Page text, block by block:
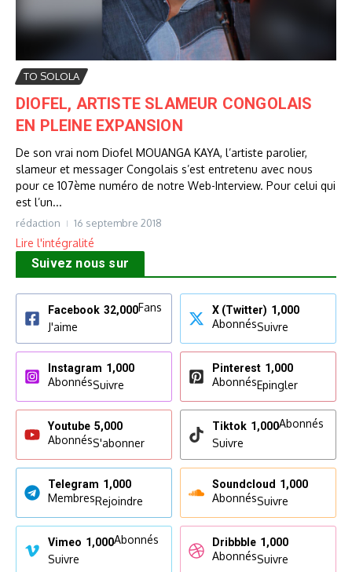
TO SOLOLA
DIOFEL, ARTISTE SLAMEUR CONGOLAIS
EN PLEINE EXPANSION
De son vrai nom Diofel MOUANGA KAYA, l’artiste parolier,
slameur et messager Congolais s’est entretenu avec nous
pour ce 107ème numéro de notre Web-Interview. Pour celui qui
est l’un...
rédaction 16 septembre 2018
Lire l'intégralité
Suivez nous sur
Facebook 32,000Fans
J'aime
X (Twitter) 1,000
AbonnésSuivre
Instagram 1,000
AbonnésSuivre
Pinterest 1,000
AbonnésEpingler
Youtube 5,000
AbonnésS'abonner
Tiktok 1,000Abonnés
Suivre
Telegram 1,000
MembresRejoindre
Soundcloud 1,000
AbonnésSuivre
Vimeo 1,000Abonnés
Suivre
Dribbble 1,000
AbonnésSuivre